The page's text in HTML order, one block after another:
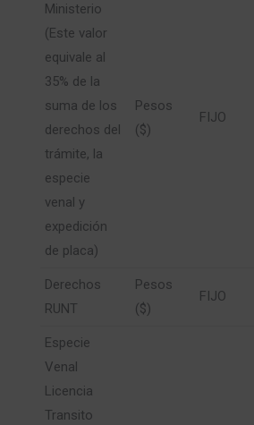
Ministerio
(Este valor
equivale al
35% de la
suma de los
derechos del
trámite, la
especie
venal y
expedición
de placa)
Pesos
($)
FIJO
Derechos
RUNT
Pesos
($)
FIJO
Especie
Venal
Licencia
Transito